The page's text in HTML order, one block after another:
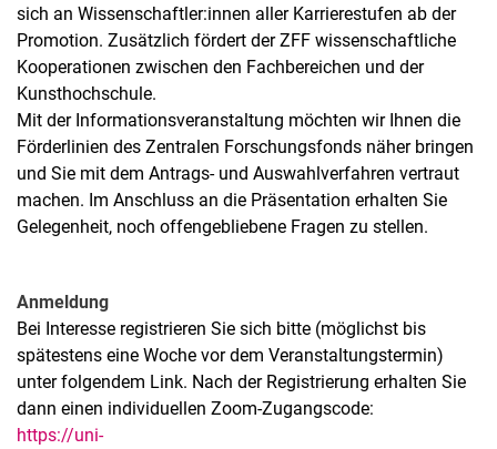
sich an Wissenschaftler:innen aller Karrierestufen ab der
Promotion. Zusätzlich fördert der ZFF wissenschaftliche
Kooperationen zwischen den Fachbereichen und der
Kunsthochschule.
Mit der Informationsveranstaltung möchten wir Ihnen die
Förderlinien des Zentralen Forschungsfonds näher bringen
und Sie mit dem Antrags- und Auswahlverfahren vertraut
machen. Im Anschluss an die Präsentation erhalten Sie
Gelegenheit, noch offengebliebene Fragen zu stellen.
Anmeldung
Bei Interesse registrieren Sie sich bitte (möglichst bis
spätestens eine Woche vor dem Veranstaltungstermin)
unter folgendem Link. Nach der Registrierung erhalten Sie
dann einen individuellen Zoom-Zugangscode:
https://uni-